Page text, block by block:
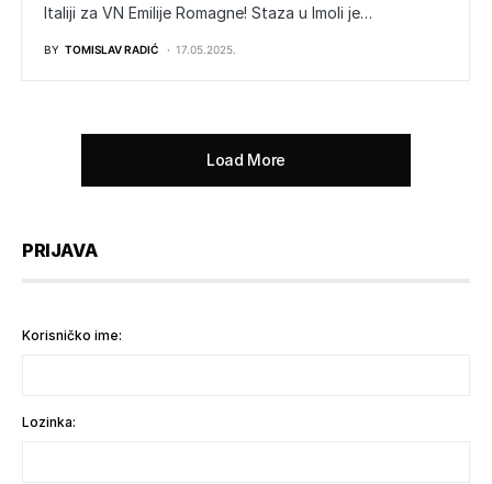
Italiji za VN Emilije Romagne! Staza u Imoli je…
BY TOMISLAV RADIĆ 17.05.2025.
Load More
PRIJAVA
Korisničko ime:
Lozinka: